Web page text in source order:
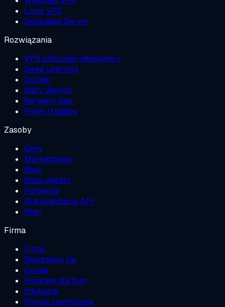
Linux VPS
Dedicated Server
Rozwiązania
VPS sztucznej inteligencji
Deep Learning
Docker
Bazy danych
Serwery Gier
Forex i trading
Zasoby
Ceny
Marketplace
Blog
Baza wiedzy
Porównaj
Dokumentacja API
Stan
Firma
O nas
Skontaktuj się
Opinie
Program dla firm
Edukacja
Pomoc techniczna